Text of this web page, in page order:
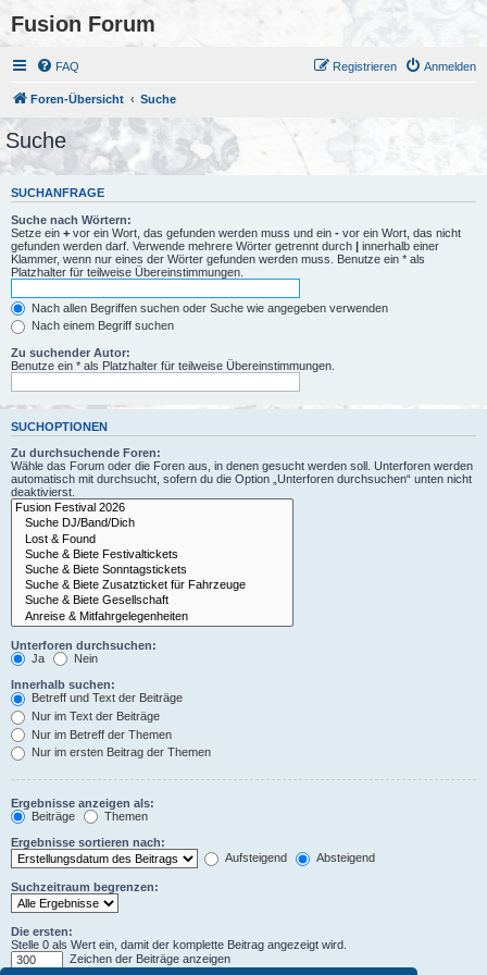
Fusion Forum
FAQ Anmelden
Registrieren
Foren-Übersicht Suche
Suche
SUCHANFRAGE
Suche nach Wörtern:
Setze ein + vor ein Wort, das gefunden werden muss und ein - vor ein Wort, das nicht
gefunden werden darf. Verwende mehrere Wörter getrennt durch | innerhalb einer
Klammer, wenn nur eines der Wörter gefunden werden muss. Benutze ein * als
Platzhalter für teilweise Übereinstimmungen.
Nach allen Begriffen suchen oder Suche wie angegeben verwenden
Nach einem Begriff suchen
Zu suchender Autor:
Benutze ein * als Platzhalter für teilweise Übereinstimmungen.
SUCHOPTIONEN
Zu durchsuchende Foren:
Wähle das Forum oder die Foren aus, in denen gesucht werden soll. Unterforen werden
automatisch mit durchsucht, sofern du die Option „Unterforen durchsuchen“ unten nicht
deaktivierst.
Unterforen durchsuchen:
Ja
Nein
Innerhalb suchen:
Betreff und Text der Beiträge
Nur im Text der Beiträge
Nur im Betreff der Themen
Nur im ersten Beitrag der Themen
Ergebnisse anzeigen als:
Beiträge
Themen
Ergebnisse sortieren nach:
Aufsteigend
Absteigend
Suchzeitraum begrenzen:
Die ersten:
Stelle 0 als Wert ein, damit der komplette Beitrag angezeigt wird.
Zeichen der Beiträge anzeigen